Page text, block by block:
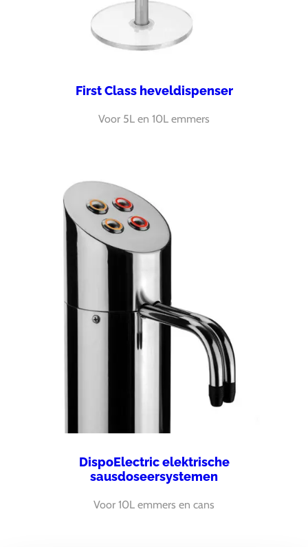
First Class heveldispenser
Voor 5L en 10L emmers
DispoElectric elektrische
sausdoseersystemen
Voor 10L emmers en cans